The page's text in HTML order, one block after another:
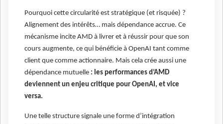
Pourquoi cette circularité est stratégique (et risquée) ?
Alignement des intérêts… mais dépendance accrue. Ce
mécanisme incite AMD à livrer et à réussir pour que son
cours augmente, ce qui bénéficie à OpenAI tant comme
client que comme actionnaire. Mais cela crée aussi une
dépendance mutuelle : les performances d’AMD
deviennent un enjeu critique pour OpenAI, et vice
versa.
Une telle structure signale une forme d’intégration